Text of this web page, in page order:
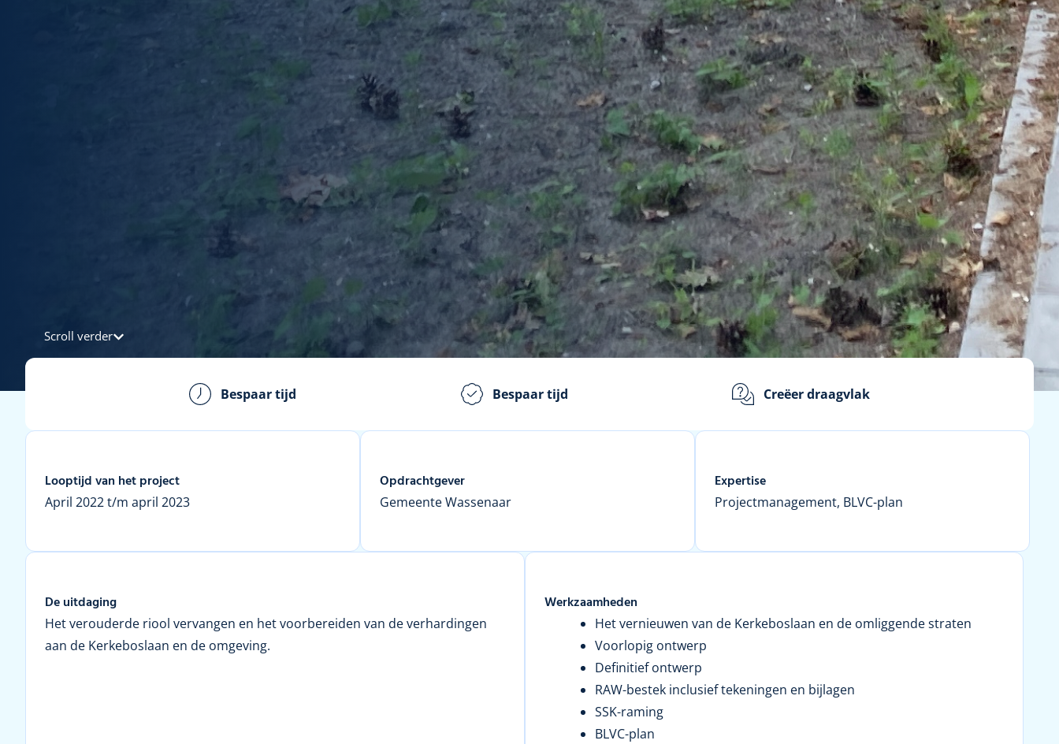
Scroll verder
Bespaar tijd Bespaar tijd Creëer draagvlak
Looptijd van het project
April 2022 t/m april 2023
Opdrachtgever
Gemeente Wassenaar
Expertise
Projectmanagement, BLVC-plan
De uitdaging
Het verouderde riool vervangen en het voorbereiden van de verhardingen
aan de Kerkeboslaan en de omgeving.
Werkzaamheden
Het vernieuwen van de Kerkeboslaan en de omliggende straten
Voorlopig ontwerp
Definitief ontwerp
RAW-bestek inclusief tekeningen en bijlagen
SSK-raming
BLVC-plan